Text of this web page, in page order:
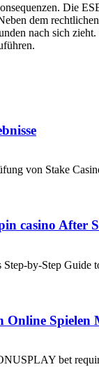
Die
dem
nach sich
von Stake
casino After
by-Step Guide
Online
bet